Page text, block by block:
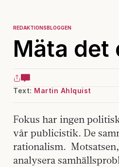
REDAKTIONSBLOGGEN
Mäta det
Text: Martin Ahlquist
Fokus har ingen
vår publicistik. De
rationalism.
analysera